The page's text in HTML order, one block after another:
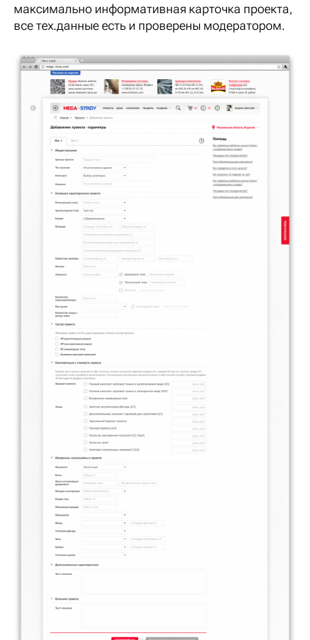
максимально информативная карточка проекта,
все тех.данные есть и проверены модератором.